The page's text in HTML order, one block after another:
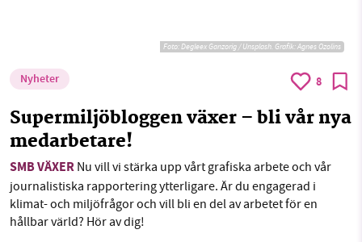
Foto: Degleex Ganzorig / Unsplash. Grafik: Agnes Ozolins
Nyheter 8
Supermiljöbloggen växer – bli vår nya
medarbetare!
SMB VÄXER Nu vill vi stärka upp vårt grafiska arbete och vår
journalistiska rapportering ytterligare. Är du engagerad i
klimat- och miljöfrågor och vill bli en del av arbetet för en
hållbar värld? Hör av dig!